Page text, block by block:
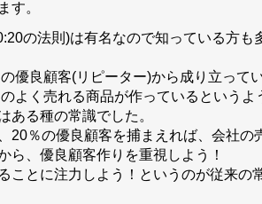
す。
の法則)は有名なので知っている方も
優良顧客(リピーター)から成り立って
よく売れる商品が作っているというよ
ある種の常識でした。
20％の優良顧客を捕まえれば、会社の
ら、優良顧客作りを重視しよう！
ことに注力しよう！というのが従来の